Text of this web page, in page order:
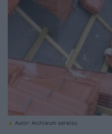
Autor: Archiwum serwisu